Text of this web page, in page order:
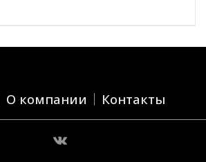
О компании Контакты